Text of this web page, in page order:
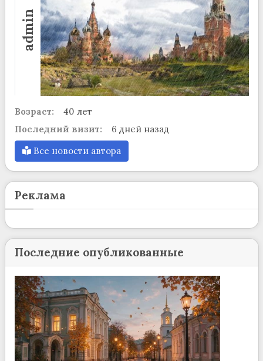
admin
Возраст:
40 лет
Последний визит:
6 дней назад
Все новости автора
Реклама
Последние опубликованные